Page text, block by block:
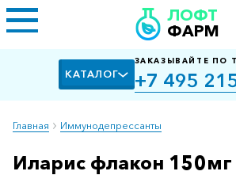
ЛОФТ
ФАРМ
КАТАЛОГ
ЗАКАЗЫВАЙТЕ ПО
+7 495
Главная Иммунодепрессанты
Алкоголизм,
Иларис флакон